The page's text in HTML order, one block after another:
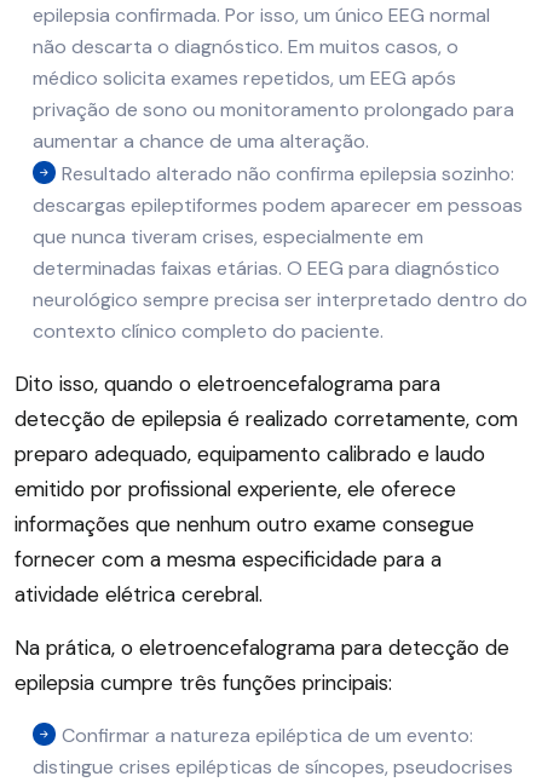
epilepsia confirmada. Por isso, um único EEG normal
não descarta o diagnóstico. Em muitos casos, o
médico solicita exames repetidos, um EEG após
privação de sono ou monitoramento prolongado para
aumentar a chance de uma alteração.
Resultado alterado não confirma epilepsia sozinho:
descargas epileptiformes podem aparecer em pessoas
que nunca tiveram crises, especialmente em
determinadas faixas etárias. O EEG para diagnóstico
neurológico sempre precisa ser interpretado dentro do
contexto clínico completo do paciente.
Dito isso, quando o eletroencefalograma para
detecção de epilepsia é realizado corretamente, com
preparo adequado, equipamento calibrado e laudo
emitido por profissional experiente, ele oferece
informações que nenhum outro exame consegue
fornecer com a mesma especificidade para a
atividade elétrica cerebral.
Na prática, o eletroencefalograma para detecção de
epilepsia cumpre três funções principais:
Confirmar a natureza epiléptica de um evento:
distingue crises epilépticas de síncopes, pseudocrises